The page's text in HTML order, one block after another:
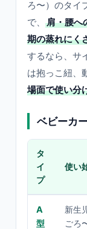
ろ〜）のタイ
で、
肩・腰へ
期の蒸れにく
するなら、サ
は抱っこ紐、
場面で使い分
ベビーカ
タ
イ
プ
使い
A
型
新生
ごろ